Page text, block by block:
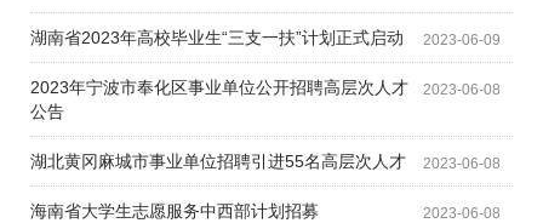
2023-06-09
湖南省2023年高校毕业生“三支一扶”计划正式启动
2023-06-08
2023年宁波市奉化区事业单位公开招聘高层次人才
公告
2023-06-08
湖北黄冈麻城市事业单位招聘引进55名高层次人才
2023-06-08
海南省大学生志愿服务中西部计划招募